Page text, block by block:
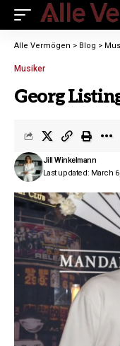
Alle Vermögen > Blog >
Musiker
Georg
Last updated: March
Jill Winkelmann